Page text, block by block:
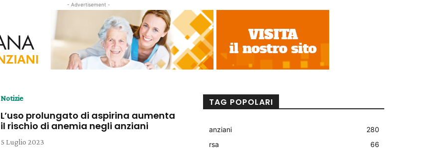
- Advertisement -
Notizie
L’uso prolungato di aspirina aumenta
il rischio di anemia negli anziani
5 Luglio 2023
TAG POPOLARI
anziani
280
rsa
66